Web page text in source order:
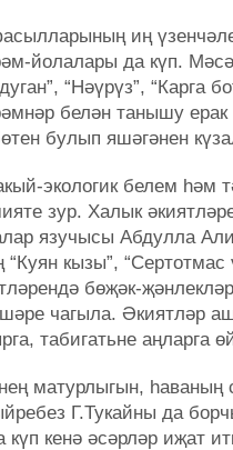
иң
йолалары да күп.
“Нәүрүз”, “Карга
белән танышу
булып яшәгәнен
экологик белем һәм
зур. Халык
язучысы Абдулла
кызы”, “Сертотмас
бөҗәк-
чагыла. Әкиятләр
табигатьне аңларга
матурлыгын, һаваның
Г.Тукайны да
күп кенә әсәрләр иҗат